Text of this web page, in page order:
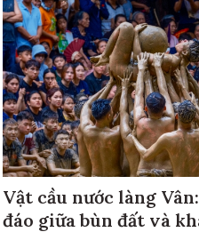
Vật cầu nước làng
đáo giữa bùn đất và